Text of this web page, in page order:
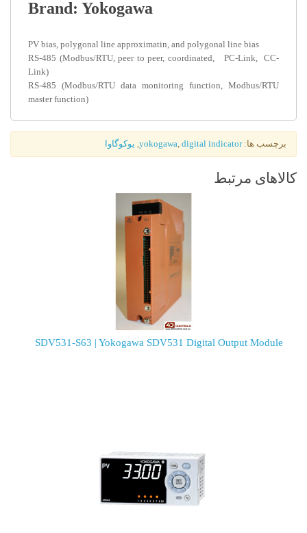
Brand: Yokogawa
PV bias, polygonal line approximatin, and polygonal line bias
RS-485 (Modbus/RTU, peer to peer, coordinated, PC-Link, CC-
Link)
RS-485 (Modbus/RTU data monitoring function, Modbus/RTU
master function)
برچسب ها: yokogawa, digital indicator
, یوکوگاوا
کالاهای مرتبط
SDV531-S63 | Yokogawa SDV531 Digital Output Module